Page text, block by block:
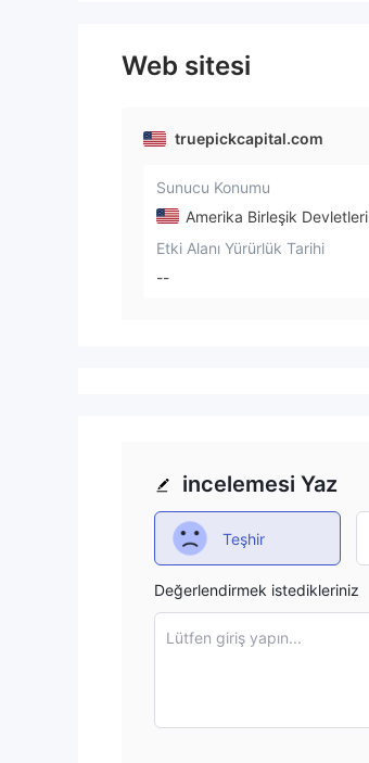
Web sitesi
truepickcapital.com
Sunucu Konumu
Amerika Birleşik Devletleri
Etki Alanı Yürürlük Tarihi
--
incelemesi Yaz
Teşhir
Değerlendirmek istedikleriniz
Lütfen giriş yapın...